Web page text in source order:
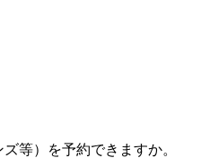
等）を予約できますか。